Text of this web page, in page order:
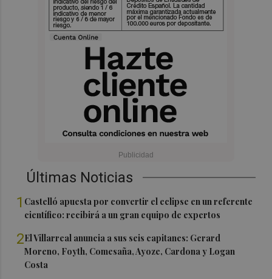
Últimas Noticias
1 Castelló apuesta por convertir el eclipse en un referente
científico: recibirá a un gran equipo de expertos
2El Villarreal anuncia a sus seis capitanes: Gerard
Moreno, Foyth, Comesaña, Ayoze, Cardona y Logan
Costa